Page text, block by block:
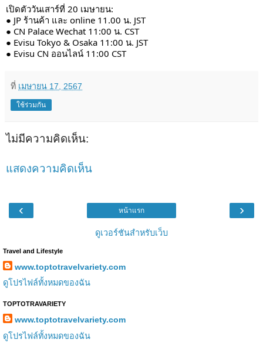
เปิดตัววันเสาร์ที่ 20 เมษายน:
● JP ร้านค้า และ online 11.00 น. JST
● CN Palace Wechat 11:00 น. CST
● Evisu Tokyo & Osaka 11:00 น. JST
● Evisu CN ออนไลน์ 11:00 CST
ที่ เมษายน 17, 2567
ใช้ร่วมกัน
ไม่มีความคิดเห็น:
แสดงความคิดเห็น
‹ ›
หน้าแรก
ดูเวอร์ชันสำหรับเว็บ
Travel and Lifestyle
www.toptotravelvariety.com
ดูโปรไฟล์ทั้งหมดของฉัน
TOPTOTRAVARIETY
www.toptotravelvariety.com
ดูโปรไฟล์ทั้งหมดของฉัน